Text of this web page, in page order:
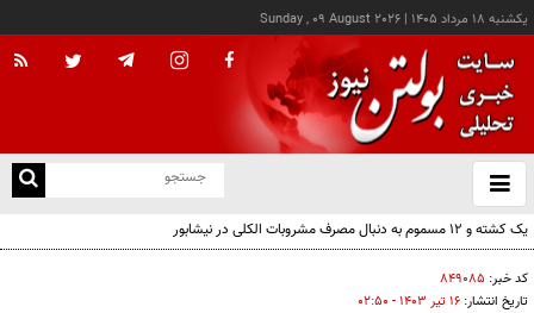
يکشنبه ۱۸ مرداد ۱۴۰۵ |
Sunday , 09 August 2026
باز
و
یک کشته و ۱۲ مسموم به دنبال مصرف مشروبات الکلی در نیشابور
کد خبر: ۸۴۹۰۸۵
تاریخ انتشار: ۱۶ تير ۱۴۰۳ - ۰۲:۵۰